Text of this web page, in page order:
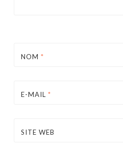
NOM *
E-MAIL *
SITE WEB